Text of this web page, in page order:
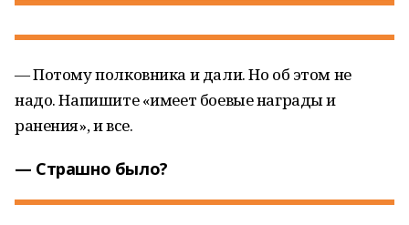
— Потому полковника и дали. Но об этом не
надо. Напишите «имеет боевые награды и
ранения», и все.
— Страшно было?